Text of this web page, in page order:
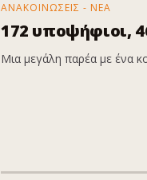
ΑΝΑΚΟΙΝΩΣΕΙΣ - ΝΕΑ
172 υποψήφιοι,
Μια μεγάλη παρέα με ένα